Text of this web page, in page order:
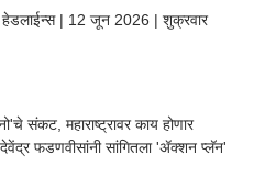
हेडलाईन्स | 12 जून 2026 | शुक्रवार
संकट, महाराष्ट्रावर काय होणार
फडणवीसांनी सांगितला 'ॲक्शन प्लॅन'